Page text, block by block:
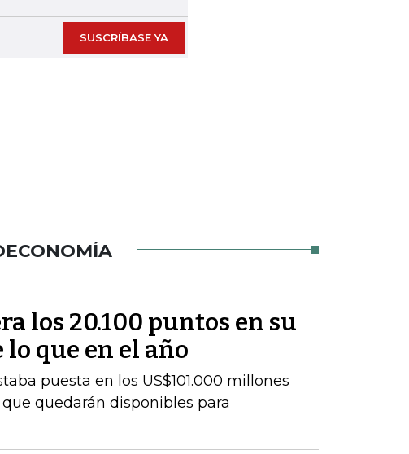
SUSCRÍBASE YA
los 20.100 puntos en su
que en el año
puesta en los US$101.000 millones
quedarán disponibles para